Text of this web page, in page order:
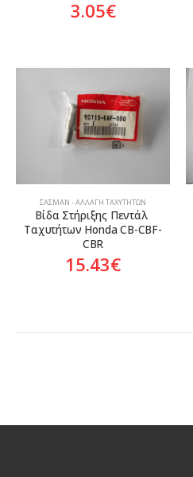
3.05€
ΣΑΣΜΆΝ - ΑΛΛΑΓΉ ΤΑΧΥΤΉΤΩΝ
Βίδα Στήριξης Πεντάλ
Ταχυτήτων Honda CB-CBF-
CBR
15.43€